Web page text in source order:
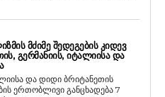
ᲛᲫᲘᲛᲔ ᲨᲔᲓᲔᲒᲔᲑᲘᲡ ᲙᲘᲓᲔᲕ
ᲒᲔᲠᲛᲐᲜᲘᲘᲡ, ᲘᲢᲐᲚᲘᲘᲡᲐ ᲓᲐ
და დიდი ბრიტანეთის
ერთობლივი განცხადება 7